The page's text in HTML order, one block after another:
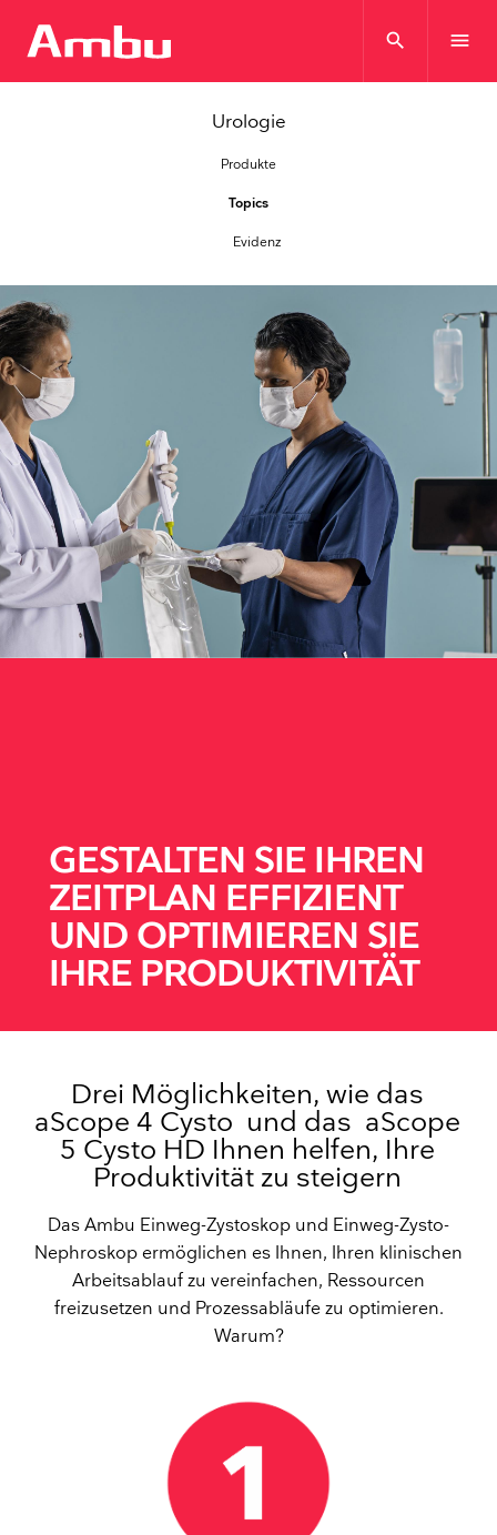
search menu
Urologie
Produkte
Topics
Evidenz
GESTALTEN SIE IHREN
ZEITPLAN EFFIZIENT
UND OPTIMIEREN SIE
IHRE PRODUKTIVITÄT
Drei Möglichkeiten, wie das
aScope 4 Cysto und das aScope
5 Cysto HD Ihnen helfen, Ihre
Produktivität zu steigern
Das Ambu Einweg-Zystoskop und Einweg-Zysto-
Nephroskop ermöglichen es Ihnen, Ihren klinischen
Arbeitsablauf zu vereinfachen, Ressourcen
freizusetzen und Prozessabläufe zu optimieren.
Warum?